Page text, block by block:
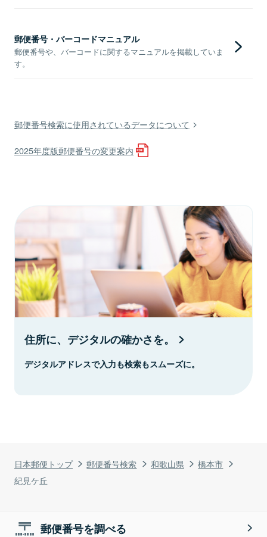
日本郵便トップ 郵便番号検索 和歌山県
橋本市
紀見ケ丘
郵便番号・バーコードマニュアル
郵便番号や、バーコードに関するマニュアルを掲載していま
す。
郵便番号検索に使用されているデータについて
2025年度版郵便番号の変更案内
住所に、デジタルの確かさを。
デジタルアドレスで入力も検索もスムーズに。
郵便番号を調べる